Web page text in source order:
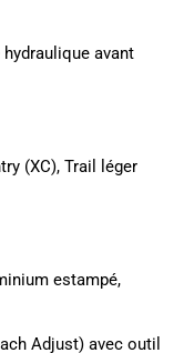
avant
(XC), Trail léger
estampé,
Adjust) avec outil